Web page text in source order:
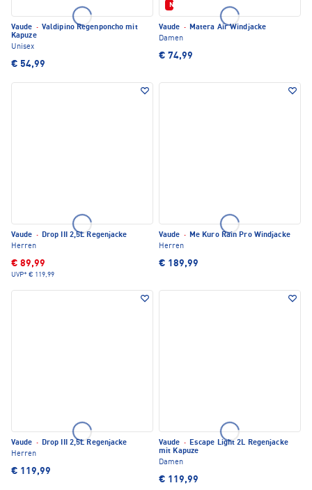
Vaude · Valdipino Regenponcho mit
Kapuze
Unisex
€ 54,99
Neu
Vaude · Matera Air Windjacke
Damen
€ 74,99
Vaude · Drop III 2,5L Regenjacke
Herren
€ 89,99
UVP* € 119,99
Vaude · Me Kuro Rain Pro Windjacke
Herren
€ 189,99
Vaude · Drop III 2,5L Regenjacke
Herren
€ 119,99
Vaude · Escape Light 2L Regenjacke
mit Kapuze
Damen
€ 119,99